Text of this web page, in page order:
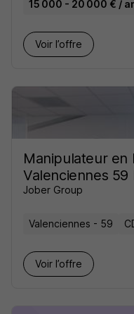
15 000 - 20 000 € /
Voir l’offre
Manipulateur en
Valenciennes 59
Jober Group
Valenciennes - 59
Voir l’offre